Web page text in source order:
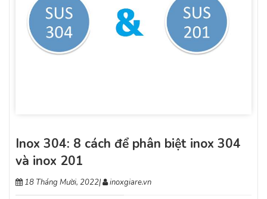
Inox 304: 8 cách để phân biệt inox 304
và inox 201
18 Tháng Mười, 2022| inoxgiare.vn